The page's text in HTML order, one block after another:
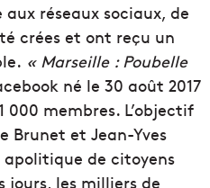
réseaux sociaux, de
crées et ont reçu un
« Marseille : Poubelle
né le 30 août 2017
000 membres. L’objectif
Brunet et Jean-Yves
de citoyens
jours, les milliers de